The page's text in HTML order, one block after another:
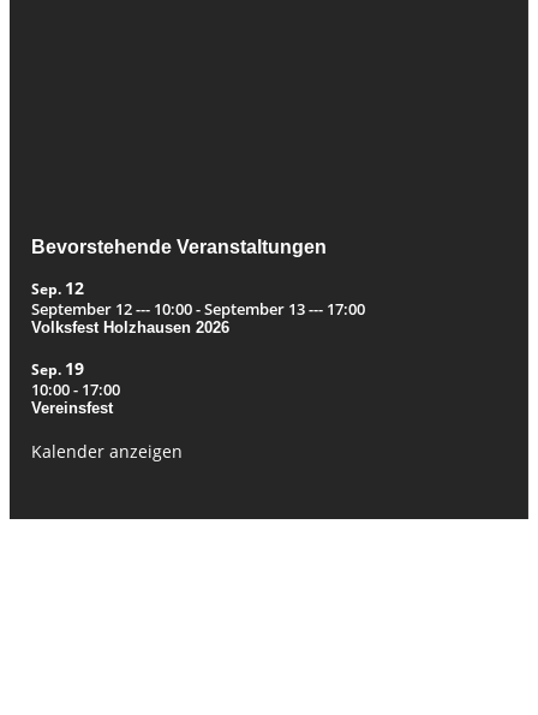
Bevorstehende Veranstaltungen
Sep. 12
September 12 --- 10:00-September 13 --- 17:00
Volksfest Holzhausen 2026
Sep. 19
10:00- 17:00
Vereinsfest
Kalender anzeigen